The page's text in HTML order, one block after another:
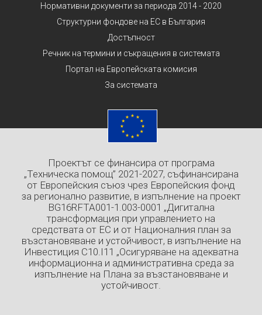
Нормативни документи за периода 2014 - 2020
Структурни фондове на ЕС в България
Достъпност
Речник на термини и съкращения в системата
Портал на Европейската комисия
За системата
Проектът се финансира от програма
„Техническа помощ” 2021-2027, съфинансирана
от Европейския съюз чрез Европейския фонд
за регионално развитие, в изпълнение на проект
BG16RFTA001-1.003-0001 „Дигитална
трансформация при управлението на
средствата от ЕС и от Националния план за
възстановяване и устойчивост, в изпълнение на
Инвестиция C10.I11 „Осигуряване на адекватна
информационна и административна среда за
изпълнение на Плана за възстановяване и
устойчивост.